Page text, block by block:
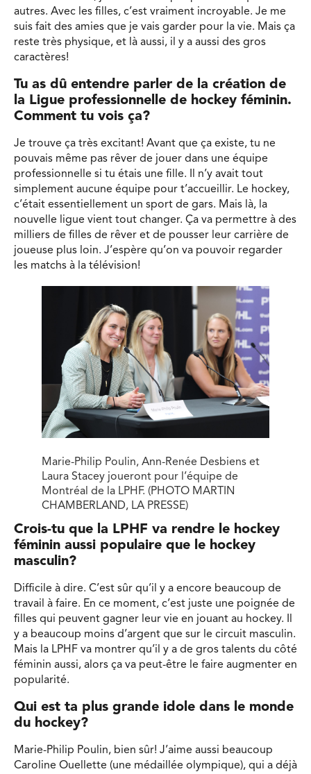
autres. Avec les filles, c’est vraiment incroyable. Je me
suis fait des amies que je vais garder pour la vie. Mais ça
reste très physique, et là aussi, il y a aussi des gros
caractères!
Tu as dû entendre parler de la création de
la Ligue professionnelle de hockey féminin.
Comment tu vois ça?
Je trouve ça très excitant! Avant que ça existe, tu ne
pouvais même pas rêver de jouer dans une équipe
professionnelle si tu étais une fille. Il n’y avait tout
simplement aucune équipe pour t’accueillir. Le hockey,
c’était essentiellement un sport de gars. Mais là, la
nouvelle ligue vient tout changer. Ça va permettre à des
milliers de filles de rêver et de pousser leur carrière de
joueuse plus loin. J’espère qu’on va pouvoir regarder
les matchs à la télévision!
Marie-Philip Poulin, Ann-Renée Desbiens et
Laura Stacey joueront pour l’équipe de
Montréal de la LPHF. (PHOTO MARTIN
CHAMBERLAND, LA PRESSE)
Crois-tu que la LPHF va rendre le hockey
féminin aussi populaire que le hockey
masculin?
Difficile à dire. C’est sûr qu’il y a encore beaucoup de
travail à faire. En ce moment, c’est juste une poignée de
filles qui peuvent gagner leur vie en jouant au hockey. Il
y a beaucoup moins d’argent que sur le circuit masculin.
Mais la LPHF va montrer qu’il y a de gros talents du côté
féminin aussi, alors ça va peut-être le faire augmenter en
popularité.
Qui est ta plus grande idole dans le monde
du hockey?
Marie-Philip Poulin, bien sûr! J’aime aussi beaucoup
Caroline Ouellette (une médaillée olympique), qui a déjà